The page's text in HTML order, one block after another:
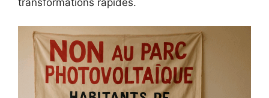
transformations rapides.